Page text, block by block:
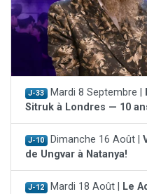
J-33 Mardi 8 Septembre |
Sitruk à Londres — 10
J-10 Dimanche 16 Août |
de Ungvar à Natanya!
J-12 Mardi 18 Août |
Le